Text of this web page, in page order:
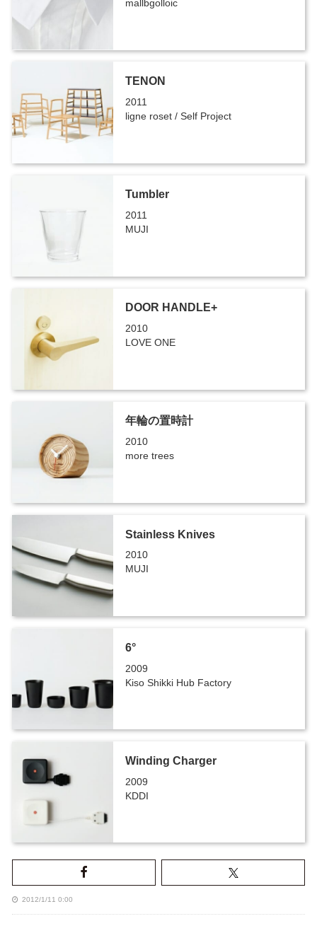
mallbgolloic
TENON
2011
ligne roset / Self Project
Tumbler
2011
MUJI
DOOR HANDLE+
2010
LOVE ONE
年輪の置時計
2010
more trees
Stainless Knives
2010
MUJI
6°
2009
Kiso Shikki Hub Factory
Winding Charger
2009
KDDI
2012/1/11 0:00